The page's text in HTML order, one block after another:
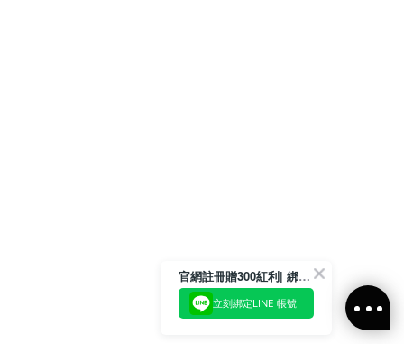
官網註冊贈300紅利| 綁定LINE再領取專屬優惠
立刻綁定LINE 帳號